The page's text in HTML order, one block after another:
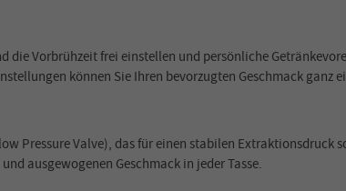
die Vorbrühzeit frei einstellen und persönliche
können Sie Ihren bevorzugten Geschmack ganz
Pressure Valve), das für einen stabilen
ausgewogenen Geschmack in jeder Tasse.